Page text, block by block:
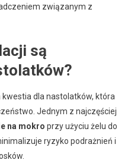
związanym z
są
dla nastolatków, która
Jednym z najczęściej
na mokro przy użyciu żelu do
ryzyko podrażnień i